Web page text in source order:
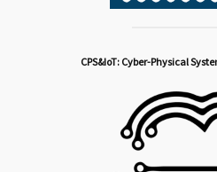
CPS&IoT: Cyber-Physical